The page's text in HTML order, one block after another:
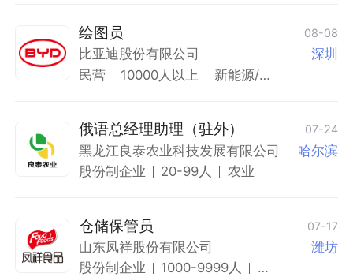
绘图员 08-08
比亚迪股份有限公司
深圳
民营
10000人以上
新能源/燃
俄语总经理助理（驻外） 07-24
黑龙江良泰农业科技发展有限公司
哈尔滨
股份制企业
20-99人 农业
仓储保管员 07-17
山东凤祥股份有限公司
潍坊
股份制企业
1000-9999人
食